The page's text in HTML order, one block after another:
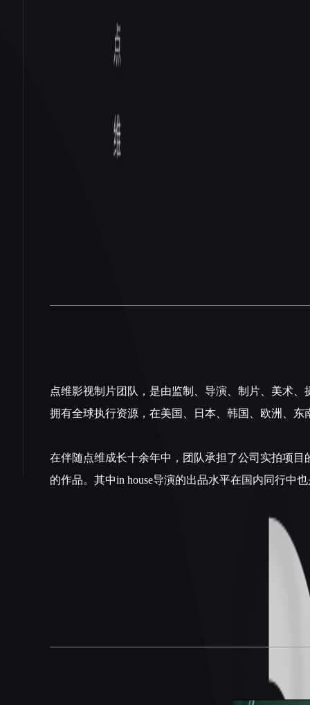
点维影视制片团队，是由监制、导演、制片、美术
拥有全球执行资源，在美国、日本、韩国、欧洲、
在伴随点维成长十余年中，团队承担了公司实拍项
的作品。其中in house导演的出品水平在国内同行中